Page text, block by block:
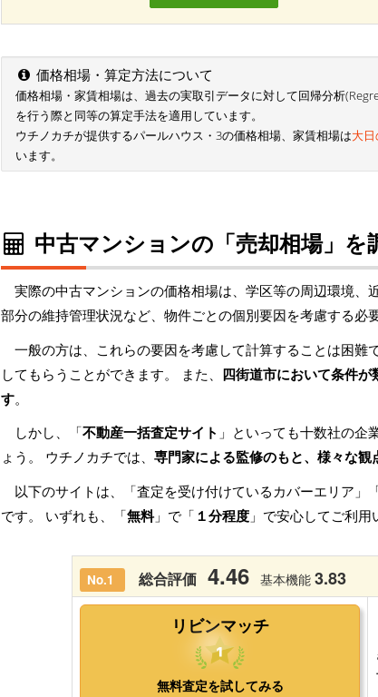
価格相場・算定方法について
価格相場・家賃相場は、過去の実取引データに対して回帰分析
を行う際と同等の算定手法を適用しています。
ウチノカチが提供するパールハウス・3の価格相場、家賃相場は大
います。
中古マンションの「売却相場」を
実際の中古マンションの価格相場は、学区等の周辺環境
部分の維持管理状況など、物件ごとの個別要因を考慮する必
一般の方は、これらの要因を考慮して計算することは困難
してもらうことができます。 また、 四街道市において条件
す。
しかし、「不動産一括査定サイト 」といっても十数社の企
ょう。 ウチノカチでは、 専門家による監修のもと、様々な
以下のサイトは、「査定を受け付けているカバーエリア
です。 いずれも、「無料」で「 １分程度 」で安心してご利用